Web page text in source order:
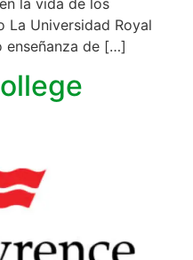
La Universidad Royal
enseñanza de […]